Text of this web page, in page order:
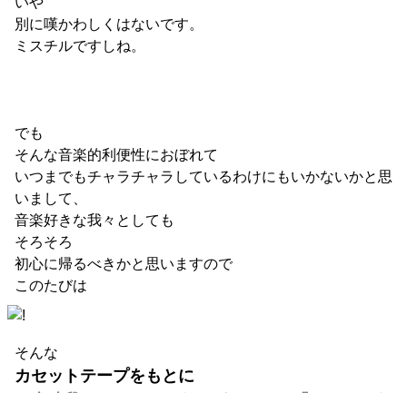
別に嘆かわしくはないです。
ミスチルですしね。
でも
そんな音楽的利便性におぼれて
いつまでもチャラチャラしているわけにもいかないかと思
いまして、
音楽好きな我々としても
そろそろ
初心に帰るべきかと思いますので
このたびは
そんな
カセットテープをもとに